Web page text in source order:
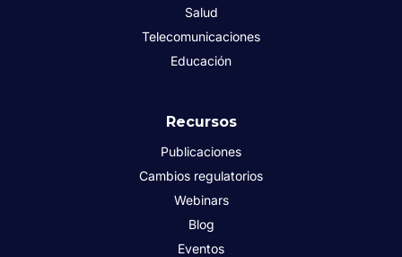
Salud
Telecomunicaciones
Educación
Recursos
Publicaciones
Cambios regulatorios
Webinars
Blog
Eventos